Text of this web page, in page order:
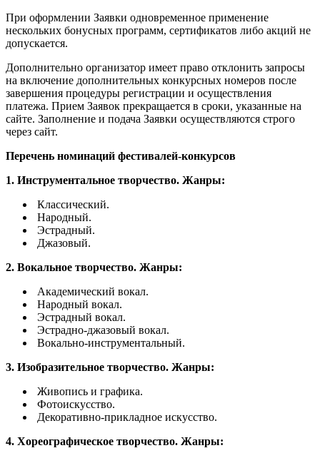
При оформлении Заявки одновременное применение
нескольких бонусных программ, сертификатов либо акций не
допускается.
Дополнительно организатор имеет право отклонить запросы
на включение дополнительных конкурсных номеров после
завершения процедуры регистрации и осуществления
платежа. Прием Заявок прекращается в сроки, указанные на
сайте. Заполнение и подача Заявки осуществляются строго
через сайт.
Перечень номинаций фестивалей-конкурсов
1.​ Инструментальное творчество. Жанры:
​ Классический.
​ Народный.
​ Эстрадный.
​ Джазовый.
2.​ Вокальное творчество. Жанры:
​ Академический вокал.
​ Народный вокал.
​ Эстрадный вокал.
​ Эстрадно-джазовый вокал.
​ Вокально-инструментальный.
3.​ Изобразительное творчество. Жанры:
​ Живопись и графика.
​ Фотоискусство.
​ Декоративно-прикладное искусство.
4.​ Хореографическое творчество. Жанры: